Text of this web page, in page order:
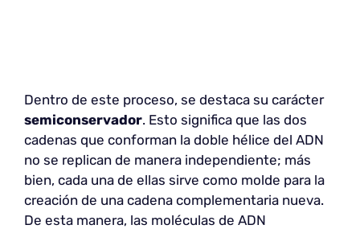
Dentro de este proceso, se destaca su carácter
semiconservador. Esto significa que las dos
cadenas que conforman la doble hélice del ADN
no se replican de manera independiente; más
bien, cada una de ellas sirve como molde para la
creación de una cadena complementaria nueva.
De esta manera, las moléculas de ADN